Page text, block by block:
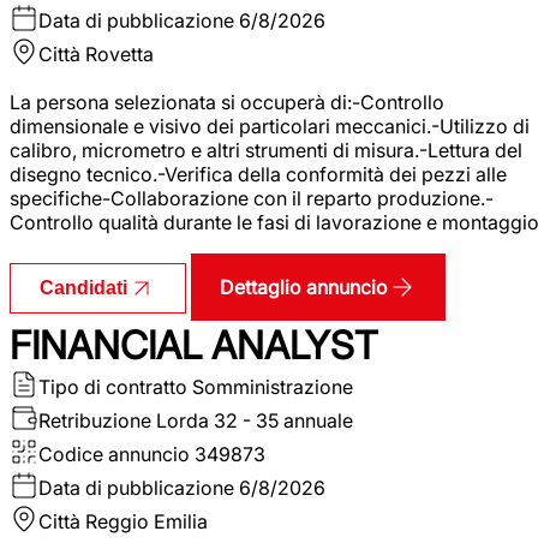
Data di pubblicazione 6/8/2026
Città Rovetta
La persona selezionata si occuperà di:-Controllo
dimensionale e visivo dei particolari meccanici.-Utilizzo di
calibro, micrometro e altri strumenti di misura.-Lettura del
disegno tecnico.-Verifica della conformità dei pezzi alle
specifiche-Collaborazione con il reparto produzione.-
Controllo qualità durante le fasi di lavorazione e
Candidati Dettaglio annuncio
FINANCIAL ANALYST
Tipo di contratto Somministrazione
Retribuzione Lorda 32 - 35 annuale
Codice annuncio 349873
Data di pubblicazione 6/8/2026
Città Reggio Emilia